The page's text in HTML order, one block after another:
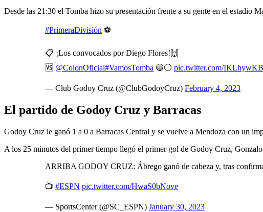
Desde las 21:30 el Tomba hizo su presentación frente a su gente en el estadio
#PrimeraDivisión ⚽
📋 ¡Los convocados por Diego Flores!🙌
🆚 @ColonOficial#VamosTomba 🔵⚪ pic.twitter.com/
— Club Godoy Cruz (@ClubGodoyCruz) February 4, 2023
El partido de Godoy Cruz y Barracas
Godoy Cruz le ganó 1 a 0 a Barracas Central y se vuelve a Mendoza con un
A los 25 minutos del primer tiempo llegó el primer gol de Godoy Cruz,
ARRIBA GODOY CRUZ: Ábrego ganó de cabeza y, tras
📺 #ESPN pic.twitter.com/HwaS0bNove
— SportsCenter (@SC_ESPN) January 30, 2023